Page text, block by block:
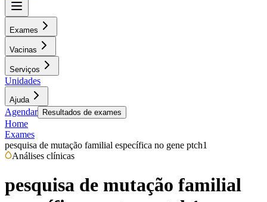
Exames
Vacinas
Serviços
Unidades
Ajuda
Agendar Resultados de exames
Home
Exames
pesquisa de mutação familial específica no gene ptch1
Análises clínicas
pesquisa de mutação familial